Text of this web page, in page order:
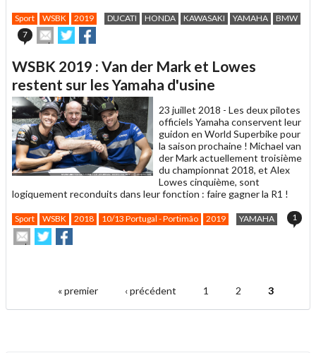
Sport WSBK 2019 DUCATI HONDA KAWASAKI YAMAHA
BMW
7
Envoyer
cet
à
un
ami
Partager
sur sur
WSBK 2019 : Van der Mark et Lowes
restent sur les Yamaha d'usine
23 juillet 2018 - Les deux pilotes
officiels Yamaha conservent leur
guidon en World Superbike pour
la saison prochaine ! Michael van
der Mark actuellement troisième
du championnat 2018, et Alex
Lowes cinquième, sont
logiquement reconduits dans leur fonction : faire gagner la R1 !
Sport WSBK 2018 10/13 Portugal - Portimão 2019 YAMAHA 1
Envoyer
cet
Partager
sur
sur
« premier ‹ précédent 1 2 3